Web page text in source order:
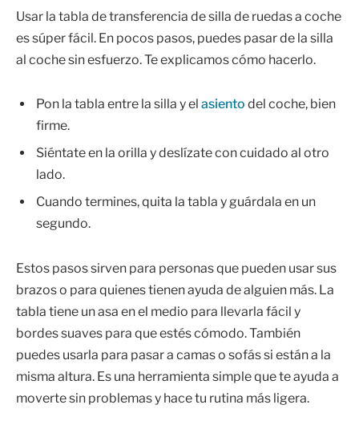
Usar la tabla de transferencia de silla de ruedas a coche
es súper fácil. En pocos pasos, puedes pasar de la silla
al coche sin esfuerzo. Te explicamos cómo hacerlo.
Pon la tabla entre la silla y el asiento del coche, bien
firme.
Siéntate en la orilla y deslízate con cuidado al otro
lado.
Cuando termines, quita la tabla y guárdala en un
segundo.
Estos pasos sirven para personas que pueden usar sus
brazos o para quienes tienen ayuda de alguien más. La
tabla tiene un asa en el medio para llevarla fácil y
bordes suaves para que estés cómodo. También
puedes usarla para pasar a camas o sofás si están a la
misma altura. Es una herramienta simple que te ayuda a
moverte sin problemas y hace tu rutina más ligera.